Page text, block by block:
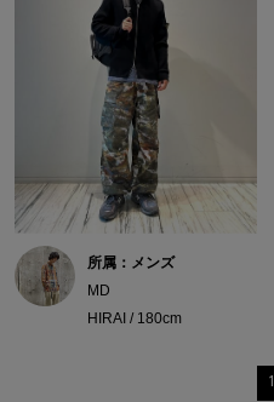
所属：メンズ
MD
HIRAI / 180cm
1